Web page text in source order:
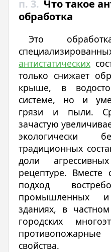
п. 3. Что такое
обработка
Это
антистатических
только снижает
крыше, в
системе, но и
грязи и пыли.
зачастую
экологически
традиционных
доли
рецептуре. Вместе
подход
промышленных и
зданиях, в
городских
свойства.